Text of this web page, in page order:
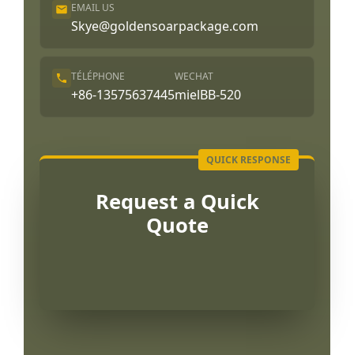
EMAIL US
Skye@goldensoarpackage.com
TÉLÉPHONE
+86-13575637445
WECHAT
mielBB-520
Request a Quick
Quote